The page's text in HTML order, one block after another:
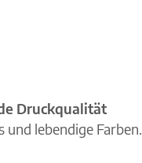
Druckqualität
und lebendige Farben.